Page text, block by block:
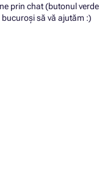
prin chat (butonul verde
să vă ajutăm :)